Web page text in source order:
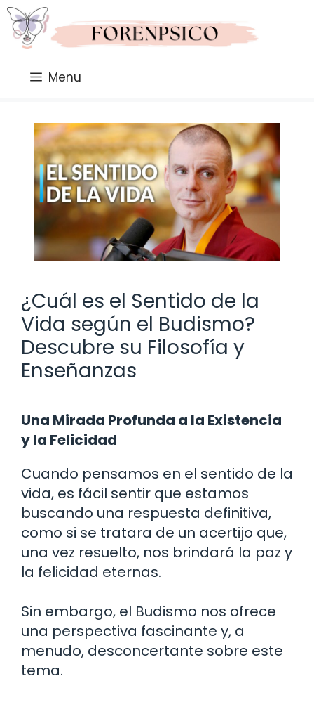
Saltar
al
contenido
Menu
¿Cuál es el Sentido de la
Vida según el Budismo?
Descubre su Filosofía y
Enseñanzas
Una Mirada Profunda a la Existencia
y la Felicidad
Cuando pensamos en el sentido de la
vida, es fácil sentir que estamos
buscando una respuesta definitiva,
como si se tratara de un acertijo que,
una vez resuelto, nos brindará la paz y
la felicidad eternas.
Sin embargo, el Budismo nos ofrece
una perspectiva fascinante y, a
menudo, desconcertante sobre este
tema.